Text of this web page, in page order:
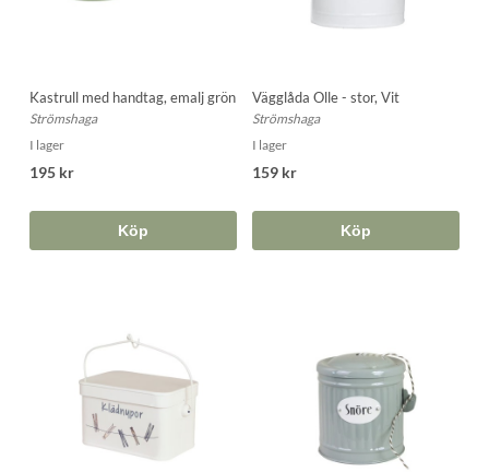
Kastrull med handtag, emalj grön
Strömshaga
I lager
195 kr
Köp
Vägglåda Olle - stor, Vit
Strömshaga
I lager
159 kr
Köp